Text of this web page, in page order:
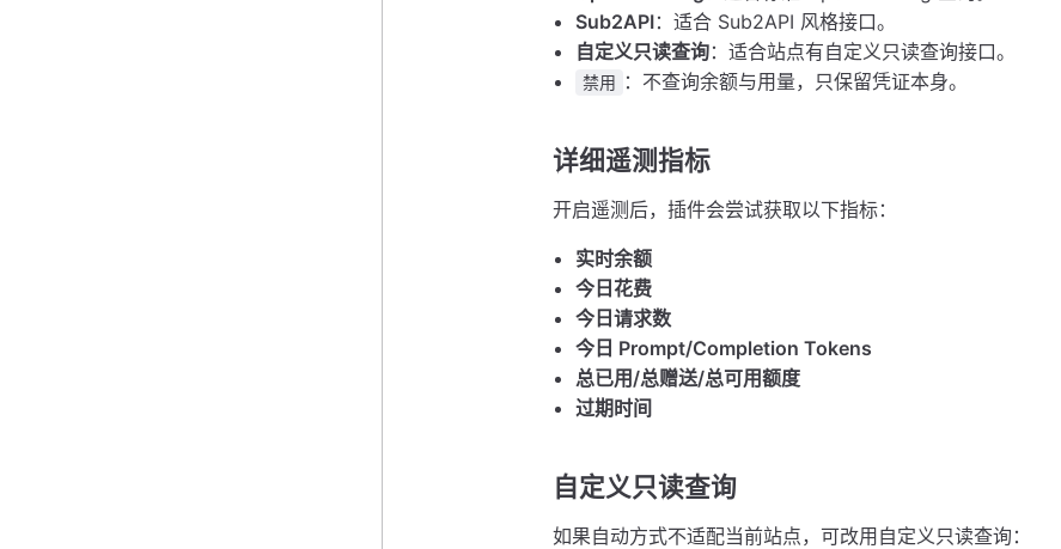
Sub2API：适合 Sub2API 风格接口。
自定义只读查询：适合站点有自定义只读查询接口。
禁用 ：不查询余额与用量，只保留凭证本身。
详细遥测指标
开启遥测后，插件会尝试获取以下指标：
实时余额
今日花费
今日请求数
今日 Prompt/Completion Tokens
总已用/总赠送/总可用额度
过期时间
自定义只读查询
如果自动方式不适配当前站点，可改用自定义只读查询：